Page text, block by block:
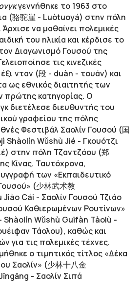
γεννήθηκε το 1963 στο
(骆驼崖 - Luòtuoyá) στην πόλη
Άρχισε να μαθαίνει πολεμικές
του ηλικία και κέρδισε το
Διαγωνισμό Γουσού της
τις κινεζικές
νταν (段 - duàn - τουάν) και
ως εθνικός διαιτητής των
πρώτης κατηγορίας. Ο
διετέλεσε διευθυντής του
γραφείου της πόλης
Φεστιβάλ Σαολίν Γουσού (国
Shàolín Wǔshù Jié - Γκουότζι
) στην πόλη Τζαντζόου (郑
Κίνας. Ταυτόχρονα,
των «Εκπαιδευτικό
(少林武术教
Jiào Cái - Σαολίν Γουσού Τζιάο
Καθιερωμένων Ρουτίνων»
Shàolín Wǔshù Guīfàn Tàolù -
Τάολου), καθώς και
για τις πολεμικές τέχνες.
ο τιμητικός τίτλος «Δέκα
Σαολίν» (少林十八金
- Σαολίν Σιπά